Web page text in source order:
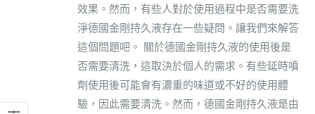
效果。然而，有些人對於使用過程中是否需要洗
淨德國金剛持久液存在一些疑問。讓我們來解答
這個問題吧。 關於德國金剛持久液的使用後是
否需要清洗，這取決於個人的需求。有些延時噴
劑使用後可能會有濃重的味道或不好的使用體
驗，因此需要清洗。然而，德國金剛持久液是由